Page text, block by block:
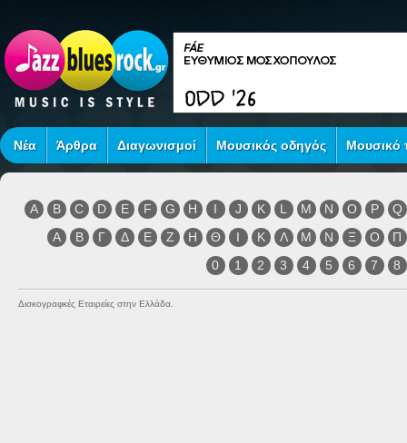
Νέα Άρθρα Διαγωνισμοί Μουσικός οδηγός Μουσικό
A B C D E F G H I J K L M N O P
Q
Α
Β Γ Δ Ε Ζ Η Θ Ι Κ Λ Μ Ν Ξ Ο
Π
0
1 2 3 4 5 6 7 8
Δισκογραφκές Εταιρείες στην Ελλάδα.